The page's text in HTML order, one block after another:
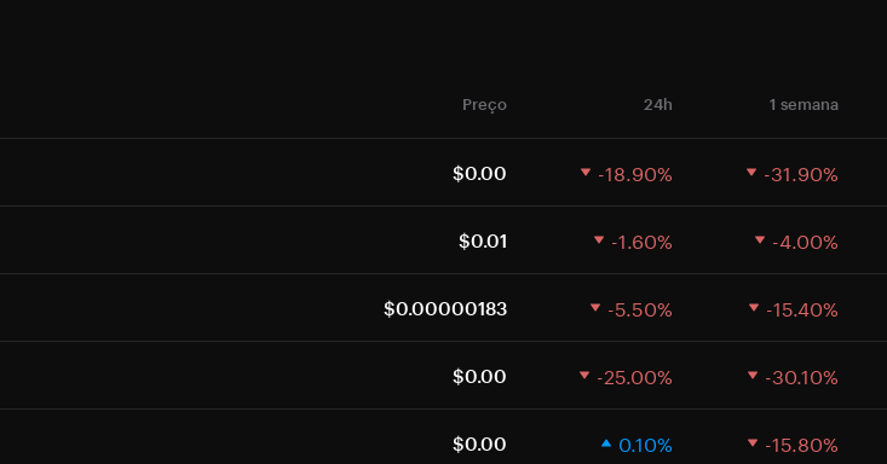
Preço 24h 1 semana
$0.00 -18.90% -31.90%
$0.01 -1.60% -4.00%
$0.00000183 -5.50% -15.40%
$0.00 -25.00% -30.10%
$0.00 0.10% -15.80%